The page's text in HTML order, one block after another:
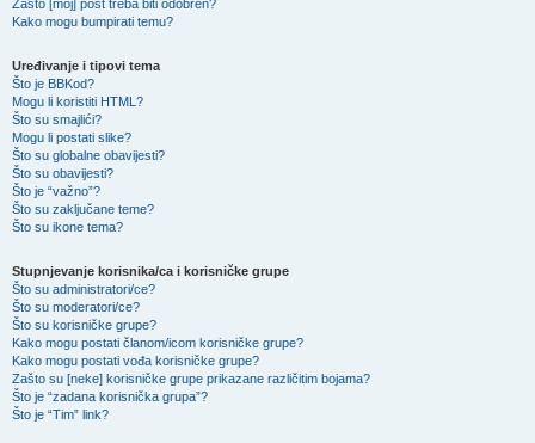
Zašto [moj] post treba biti odobren?
Kako mogu bumpirati temu?
Uređivanje i tipovi tema
Što je BBKod?
Mogu li koristiti HTML?
Što su smajlići?
Mogu li postati slike?
Što su globalne obavijesti?
Što su obavijesti?
Što je “važno”?
Što su zaključane teme?
Što su ikone tema?
Stupnjevanje korisnika/ca i korisničke grupe
Što su administratori/ce?
Što su moderatori/ce?
Što su korisničke grupe?
Kako mogu postati članom/icom korisničke grupe?
Kako mogu postati vođa korisničke grupe?
Zašto su [neke] korisničke grupe prikazane različitim bojama?
Što je “zadana korisnička grupa”?
Što je “Tim” link?